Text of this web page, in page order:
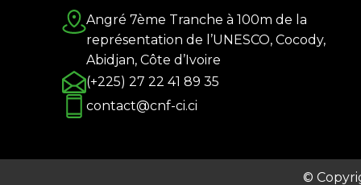
Angré 7ème Tranche à 100m de la
représentation de l’UNESCO, Cocody,
Abidjan, Côte d’Ivoire
(+225) 27 22 41 89 35
contact@cnf-ci.ci
©